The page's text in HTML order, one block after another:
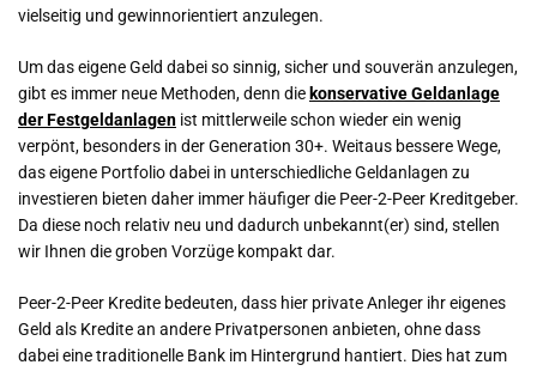
vielseitig und gewinnorientiert anzulegen.
Um das eigene Geld dabei so sinnig, sicher und souverän anzulegen,
gibt es immer neue Methoden, denn die konservative Geldanlage
der Festgeldanlagen ist mittlerweile schon wieder ein wenig
verpönt, besonders in der Generation 30+. Weitaus bessere Wege,
das eigene Portfolio dabei in unterschiedliche Geldanlagen zu
investieren bieten daher immer häufiger die Peer-2-Peer Kreditgeber.
Da diese noch relativ neu und dadurch unbekannt(er) sind, stellen
wir Ihnen die groben Vorzüge kompakt dar.
Peer-2-Peer Kredite bedeuten, dass hier private Anleger ihr eigenes
Geld als Kredite an andere Privatpersonen anbieten, ohne dass
dabei eine traditionelle Bank im Hintergrund hantiert. Dies hat zum